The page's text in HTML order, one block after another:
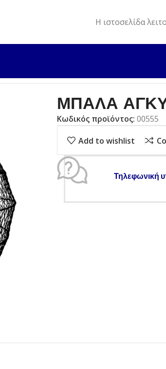
Η ιστοσελίδα
ΜΠΑΛΑ
Κωδικός προϊόντος: 00555
Add to wishlist
Τηλεφωνική